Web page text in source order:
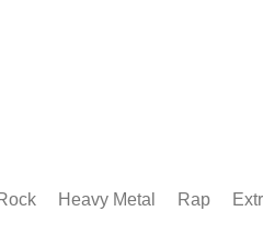
Heavy Metal Rap